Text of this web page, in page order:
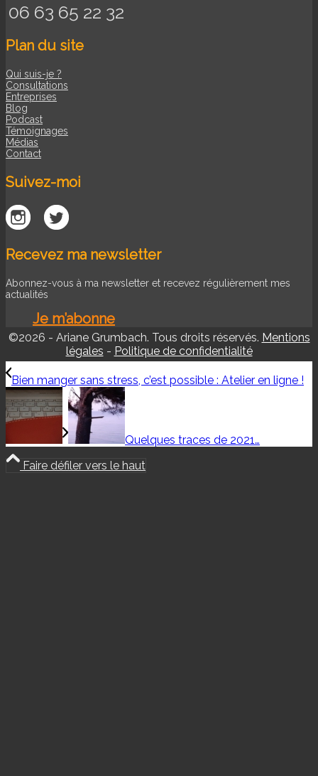
06 63 65 22 32
Plan du site
Qui suis-je ?
Consultations
Entreprises
Blog
Podcast
Témoignages
Médias
Contact
Suivez-moi
Recevez ma newsletter
Abonnez-vous à ma newsletter et recevez régulièrement mes
actualités
Je m’abonne
©2026 - Ariane Grumbach. Tous droits réservés. Mentions
légales - Politique de confidentialité
Bien manger sans stress, c’est possible : Atelier en ligne !
Quelques traces de 2021…
Faire défiler vers le haut